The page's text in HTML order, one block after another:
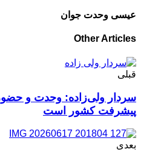
عیسی وحدت جوان
Other Articles
قبلی
سردار ولی‌زاده: وحدت و
پیشرفت کشور است
بعدی